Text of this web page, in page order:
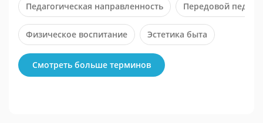
Педагогическая направленность Передовой
Физическое воспитание Эстетика быта
Смотреть больше терминов